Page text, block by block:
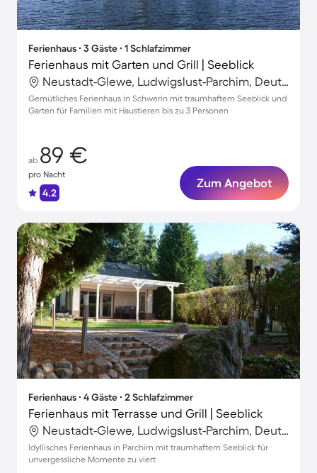
Ferienhaus ∙ 3 Gäste ∙ 1 Schlafzimmer
Ferienhaus mit Garten und Grill | Seeblick
Neustadt-Glewe, Ludwigslust-Parchim, Deutschland
Gemütliches Ferienhaus in Schwerin mit traumhaftem Seeblick und
Garten für Familien mit Haustieren bis zu 3 Personen
ab 89 €
pro Nacht
4.2
Zum Angebot
Ferienhaus ∙ 4 Gäste ∙ 2 Schlafzimmer
Ferienhaus mit Terrasse und Grill | Seeblick
Neustadt-Glewe, Ludwigslust-Parchim, Deutschland
Idyllisches Ferienhaus in Parchim mit traumhaftem Seeblick für
unvergessliche Momente zu viert